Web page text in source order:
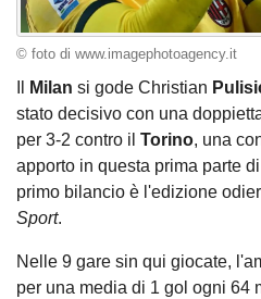
© foto di www.imagephotoagency.it
Milan si gode Christian
stato decisivo con una
per 3-2 contro il Torino, una
apporto in questa prima parte
primo bilancio è l'edizione
Sport.
Nelle 9 gare sin qui giocate,
per una media di 1 gol ogni 64